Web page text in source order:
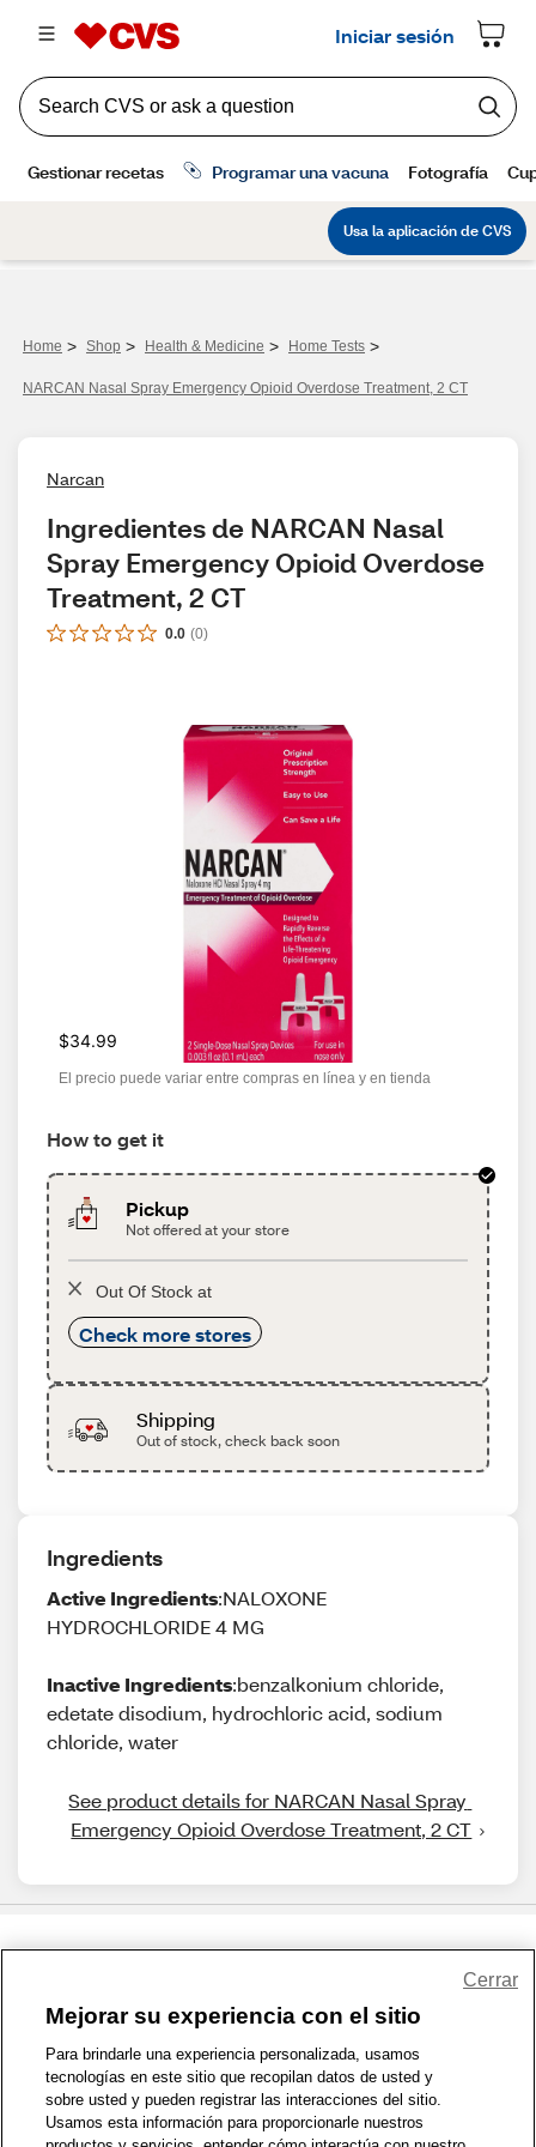
Home > Shop > Health & Medicine > Home Tests >
NARCAN Nasal Spray Emergency Opioid Overdose Treatment, 2 CT
Narcan
Ingredientes de NARCAN Nasal
Spray Emergency Opioid Overdose
Treatment, 2 CT
0.0 (0)
$34.99
El precio puede variar entre compras en línea y en tienda
How to get it
Pickup
Not offered at your store
Out Of Stock at
Check more stores
Shipping
Out of stock, check back soon
Ingredients
Active Ingredients:NALOXONE
HYDROCHLORIDE 4 MG
Inactive Ingredients:benzalkonium chloride,
edetate disodium, hydrochloric acid, sodium
chloride, water
See product details for NARCAN Nasal Spray
Emergency Opioid Overdose Treatment, 2 CT
1-800-679-9691 | Contáctenos | Términos de Uso | Accesibilidad
Política de Privacidad | WA Privacy Policy | Mapa del sitio
Zona de Bienestar | © 1999 - 2026 CVS.com
Mejorar su experiencia con el sitio
Para brindarle una experiencia personalizada, usamos
tecnologías en este sitio que recopilan datos de usted y
sobre usted y pueden registrar las interacciones del sitio.
Usamos esta información para proporcionarle nuestros
Cerrar